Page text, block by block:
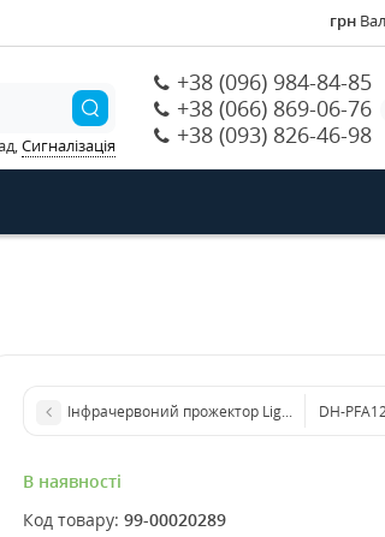
грн
+38 (096) 984-84-85
+38 (066) 869-06-76
+38 (093) 826-46-98
Сигналізація
Інфрачервоний прожектор Light Vision VLC-
DH-
В наявності
Код товару: 99-00020289